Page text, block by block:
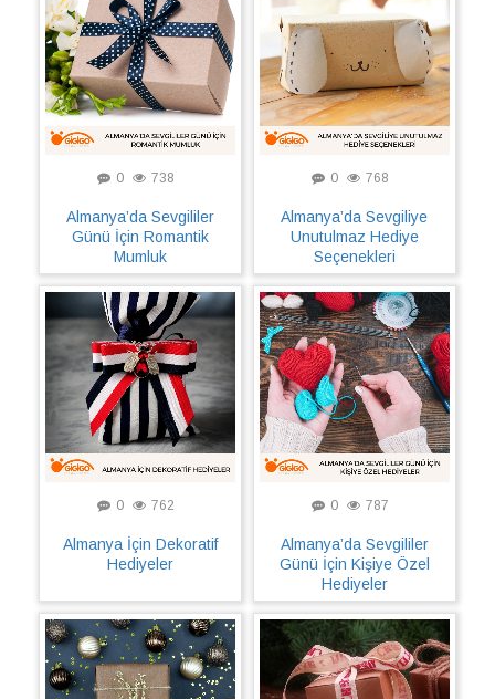
0 738
Almanya’da Sevgililer
Günü İçin Romantik
Mumluk
0 768
Almanya’da Sevgiliye
Unutulmaz Hediye
Seçenekleri
0 762
Almanya İçin Dekoratif
Hediyeler
0 787
Almanya’da Sevgililer
Günü İçin Kişiye Özel
Hediyeler